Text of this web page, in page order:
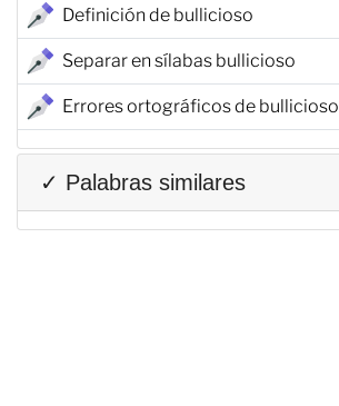
Definición de bullicioso
Separar en sílabas bullicioso
Errores ortográficos de bullicioso
✓ Palabras similares